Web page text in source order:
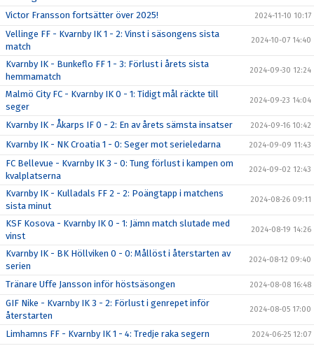
Victor Fransson fortsätter över 2025!
2024-11-10 10:17
Vellinge FF - Kvarnby IK 1 - 2: Vinst i säsongens sista
match
2024-10-07 14:40
Kvarnby IK - Bunkeflo FF 1 - 3: Förlust i årets sista
hemmamatch
2024-09-30 12:24
Malmö City FC - Kvarnby IK 0 - 1: Tidigt mål räckte till
seger
2024-09-23 14:04
Kvarnby IK - Åkarps IF 0 - 2: En av årets sämsta insatser 2024-09-16 10:42
Kvarnby IK - NK Croatia 1 - 0: Seger mot serieledarna 2024-09-09 11:43
FC Bellevue - Kvarnby IK 3 - 0: Tung förlust i kampen om
kvalplatserna
2024-09-02 12:43
Kvarnby IK - Kulladals FF 2 - 2: Poängtapp i matchens
sista minut
2024-08-26 09:11
KSF Kosova - Kvarnby IK 0 - 1: Jämn match slutade med
vinst
2024-08-19 14:26
Kvarnby IK - BK Höllviken 0 - 0: Mållöst i återstarten av
serien
2024-08-12 09:40
Tränare Uffe Jansson inför höstsäsongen 2024-08-08 16:48
GIF Nike - Kvarnby IK 3 - 2: Förlust i genrepet inför
återstarten
2024-08-05 17:00
Limhamns FF - Kvarnby IK 1 - 4: Tredje raka segern 2024-06-25 12:07